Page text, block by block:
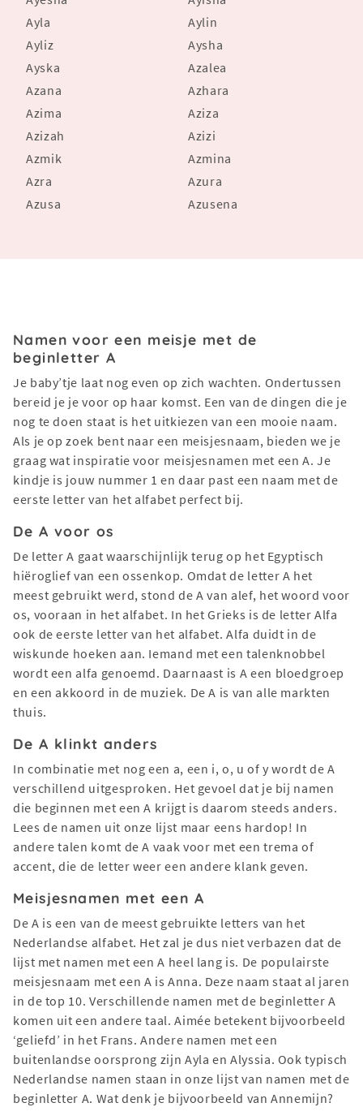
Ayla
Aylin
Ayliz
Aysha
Ayska
Azalea
Azana
Azhara
Azima
Aziza
Azizah
Azizi
Azmik
Azmina
Azra
Azura
Azusa
Azusena
Namen voor een meisje met de
beginletter A
Je baby’tje laat nog even op zich wachten. Ondertussen
bereid je je voor op haar komst. Een van de dingen die je
nog te doen staat is het uitkiezen van een mooie naam.
Als je op zoek bent naar een meisjesnaam, bieden we je
graag wat inspiratie voor meisjesnamen met een A. Je
kindje is jouw nummer 1 en daar past een naam met de
eerste letter van het alfabet perfect bij.
De A voor os
De letter A gaat waarschijnlijk terug op het Egyptisch
hiëroglief van een ossenkop. Omdat de letter A het
meest gebruikt werd, stond de A van alef, het woord voor
os, vooraan in het alfabet. In het Grieks is de letter Alfa
ook de eerste letter van het alfabet. Alfa duidt in de
wiskunde hoeken aan. Iemand met een talenknobbel
wordt een alfa genoemd. Daarnaast is A een bloedgroep
en een akkoord in de muziek. De A is van alle markten
thuis.
De A klinkt anders
In combinatie met nog een a, een i, o, u of y wordt de A
verschillend uitgesproken. Het gevoel dat je bij namen
die beginnen met een A krijgt is daarom steeds anders.
Lees de namen uit onze lijst maar eens hardop! In
andere talen komt de A vaak voor met een trema of
accent, die de letter weer een andere klank geven.
Meisjesnamen met een A
De A is een van de meest gebruikte letters van het
Nederlandse alfabet. Het zal je dus niet verbazen dat de
lijst met namen met een A heel lang is. De populairste
meisjesnaam met een A is Anna. Deze naam staat al jaren
in de top 10. Verschillende namen met de beginletter A
komen uit een andere taal. Aimée betekent bijvoorbeeld
‘geliefd’ in het Frans. Andere namen met een
buitenlandse oorsprong zijn Ayla en Alyssia. Ook typisch
Nederlandse namen staan in onze lijst van namen met de
beginletter A. Wat denk je bijvoorbeeld van Annemijn?